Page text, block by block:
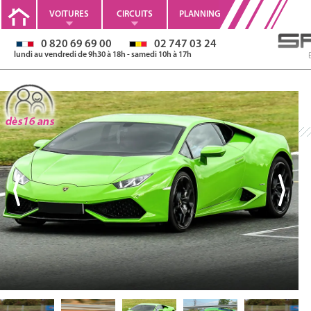
VOITURES CIRCUITS PLANNING
0 820 69 69 00 02 747 03 24
lundi au vendredi de 9h30 à 18h - samedi 10h à 17h